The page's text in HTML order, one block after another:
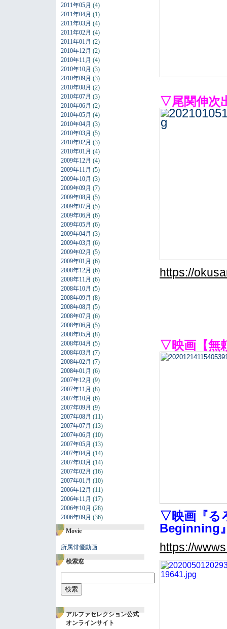
2011年05月 (4)
2011年04月 (1)
2011年03月 (4)
2011年02月 (4)
2011年01月 (2)
2010年12月 (2)
2010年11月 (4)
2010年10月 (3)
2010年09月 (3)
2010年08月 (2)
2010年07月 (3)
2010年06月 (2)
2010年05月 (4)
2010年04月 (3)
2010年03月 (5)
2010年02月 (3)
2010年01月 (4)
2009年12月 (4)
2009年11月 (5)
2009年10月 (3)
2009年09月 (7)
2009年08月 (5)
2009年07月 (5)
2009年06月 (6)
2009年05月 (6)
2009年04月 (3)
2009年03月 (6)
2009年02月 (5)
2009年01月 (6)
2008年12月 (6)
2008年11月 (6)
2008年10月 (5)
2008年09月 (8)
2008年08月 (5)
2008年07月 (6)
2008年06月 (5)
2008年05月 (8)
2008年04月 (5)
2008年03月 (7)
2008年02月 (7)
2008年01月 (6)
2007年12月 (9)
2007年11月 (8)
2007年10月 (6)
2007年09月 (9)
2007年08月 (11)
2007年07月 (13)
2007年06月 (10)
2007年05月 (13)
2007年04月 (14)
2007年03月 (14)
2007年02月 (16)
2007年01月 (10)
2006年12月 (11)
2006年11月 (17)
2006年10月 (28)
2006年09月 (36)
Movie
所属俳優動画
検索窓
アルファセレクション公式
オンラインサイト
▽尾関伸次
https://
▽映画【無
▽映画『る
Beginning
https://